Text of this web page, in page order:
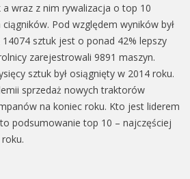
a wraz z nim rywalizacja o top 10
Pod względem wyników był
sztuk jest o ponad 42% lepszy
zarejestrowali 9891 maszyn.
sztuk był osiągnięty w 2014 roku.
sprzedaż nowych traktorów
na koniec roku. Kto jest liderem
podsumowanie top 10 – najczęściej